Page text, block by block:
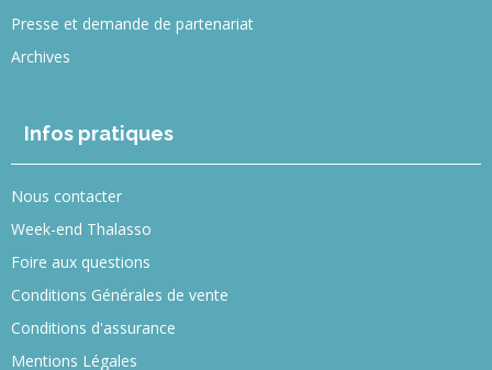
Presse et demande de partenariat
Archives
Infos pratiques
Nous contacter
Week-end Thalasso
Foire aux questions
Conditions Générales de vente
Conditions d'assurance
Mentions Légales